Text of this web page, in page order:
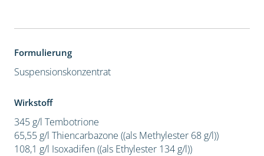
Formulierung
Suspensionskonzentrat
Wirkstoff
345 g/l Tembotrione
65,55 g/l Thiencarbazone ((als Methylester 68 g/l))
108,1 g/l Isoxadifen ((als Ethylester 134 g/l))